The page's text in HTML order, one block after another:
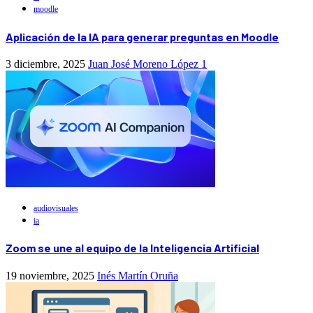
moodle
Aplicación de la IA para generar preguntas en Moodle
3 diciembre, 2025 Juan José Moreno López 1
audiovisuales
ia
Zoom se une al equipo de la Inteligencia Artificial
19 noviembre, 2025 Inés Martín Oruña